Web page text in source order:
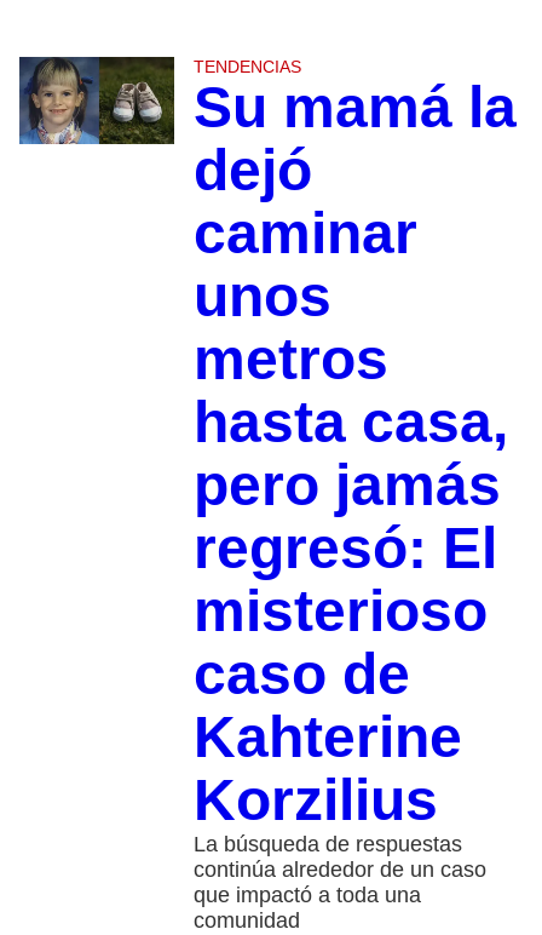
TENDENCIAS
Su mamá la
dejó
caminar
unos
metros
hasta casa,
pero jamás
regresó: El
misterioso
caso de
Kahterine
Korzilius
La búsqueda de respuestas
continúa alrededor de un caso
que impactó a toda una
comunidad